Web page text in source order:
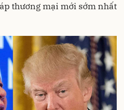
thương mại mới sớm nhất